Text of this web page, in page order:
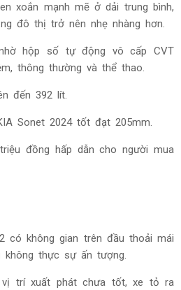
xoắn mạnh mẽ ở dải trung bình,
đô thị trở nên nhẹ nhàng hơn.
hộp số tự động vô cấp CVT
thông thường và thể thao.
đến 392 lít.
Sonet 2024 tốt đạt 205mm.
đồng hấp dẫn cho người mua
có không gian trên đầu thoải mái
không thực sự ấn tượng.
trí xuất phát chưa tốt, xe tỏ ra